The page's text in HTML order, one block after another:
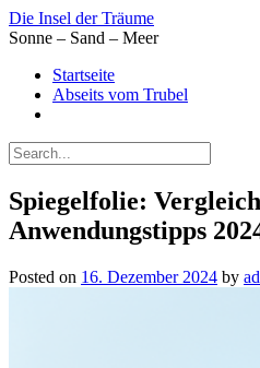
Skip
to
Die Insel der Träume
Sonne – Sand – Meer
Startseite
Abseits vom Trubel
Spiegelfolie:
Anwendungstipps
Posted on 16. Dezember 2024 by